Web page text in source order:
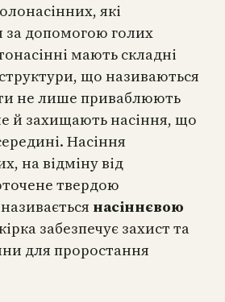
які
допомогою голих
мають складні
що називаються
не лише приваблюють
й захищають насіння, що
Насіння
на відміну від
твердою
насіннєвою
забезпечує захист та
для проростання